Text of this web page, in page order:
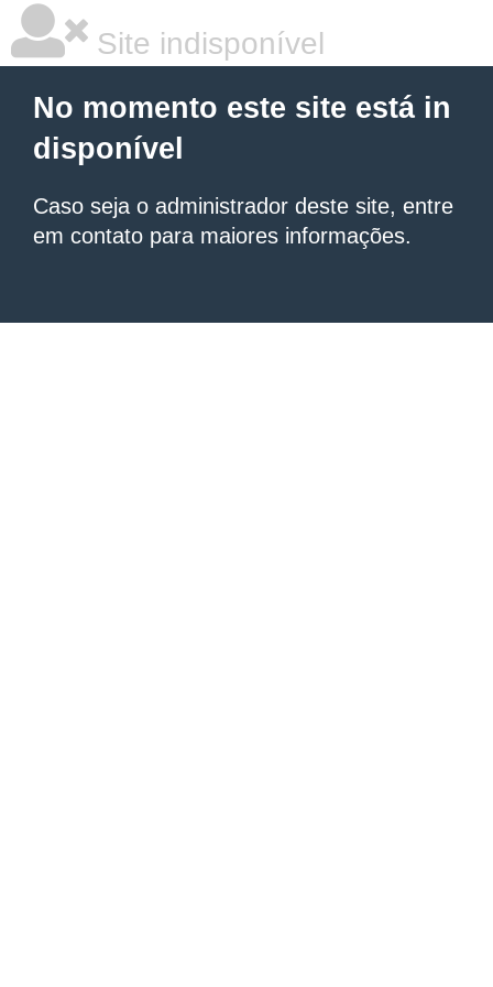
Site indisponível
No momento este site está in
disponível
Caso seja o administrador deste site, entre
em contato para maiores informações.